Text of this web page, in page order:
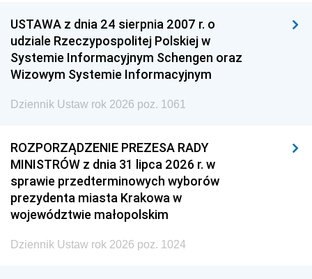
USTAWA z dnia 24 sierpnia 2007 r. o
udziale Rzeczypospolitej Polskiej w
Systemie Informacyjnym Schengen oraz
Wizowym Systemie Informacyjnym
Dziennik Ustaw rok 2026 poz. 1061
ROZPORZĄDZENIE PREZESA RADY
MINISTRÓW z dnia 31 lipca 2026 r. w
sprawie przedterminowych wyborów
prezydenta miasta Krakowa w
województwie małopolskim
Dziennik Ustaw rok 2026 poz. 1024